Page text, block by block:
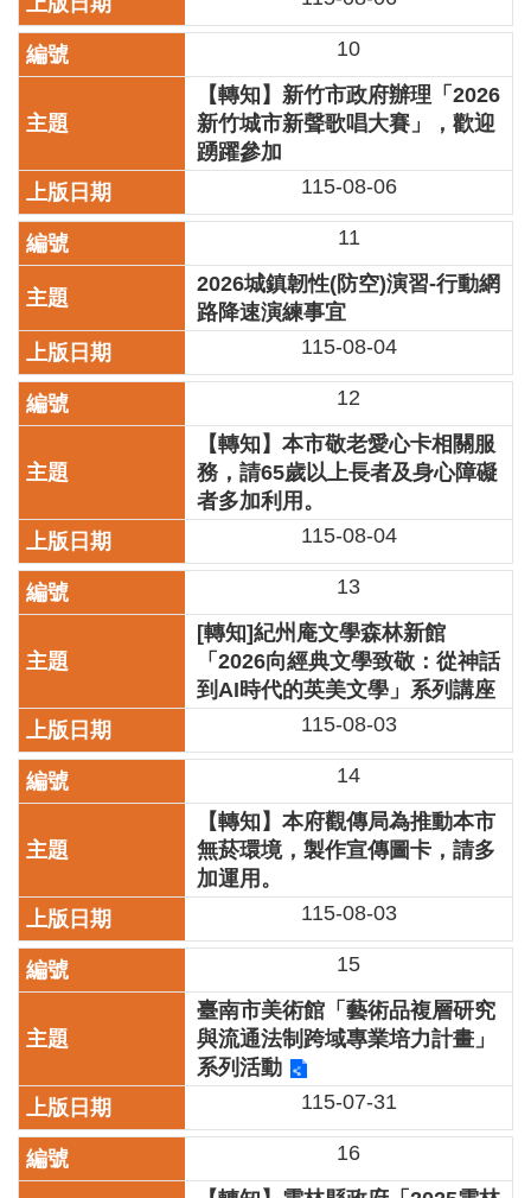
陳
情
系
語
詞
彙
北
通
English
易
專
廉
政
平
專
區
常
見
問
答
臺
市
政
府
府
開
資
訊
著
10
【轉知】新竹市政府辦理「2026
新竹城市新聲歌唱大賽」，歡迎
踴躍參加
115-08-06
11
2026城鎮韌性(防空)演習-行動網
路降速演練事宜
115-08-04
12
【轉知】本市敬老愛心卡相關服
務，請65歲以上長者及身心障礙
者多加利用。
115-08-04
13
[轉知]紀州庵文學森林新館
「2026向經典文學致敬：從神話
到AI時代的英美文學」系列講座
115-08-03
14
【轉知】本府觀傳局為推動本市
無菸環境，製作宣傳圖卡，請多
加運用。
115-08-03
15
臺南市美術館「藝術品複層研究
與流通法制跨域專業培力計畫」
系列活動
115-07-31
16